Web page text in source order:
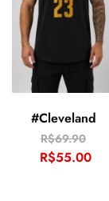
#Cleveland
R$69.90
R$55.00